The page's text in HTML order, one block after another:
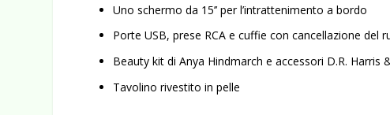
Uno schermo da 15’’ per l’intrattenimento a bordo
Porte USB, prese RCA e cuffie con cancellazione del
Beauty kit di Anya Hindmarch e accessori D.R. Harris
Tavolino rivestito in pelle